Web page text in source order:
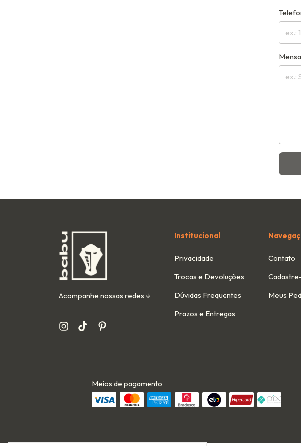
Acompanhe nossas redes ↓
Institucional
Privacidade
Trocas e Devoluções
Dúvidas Frequentes
Prazos e Entregas
Contato
Meus
Meios de pagamento